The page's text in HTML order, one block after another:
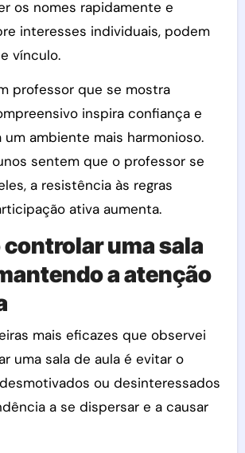
os nomes rapidamente e
interesses individuais, podem
vínculo.
professor que se mostra
inspira confiança e
ambiente mais harmonioso.
sentem que o professor se
a resistência às regras
ativa aumenta.
controlar uma sala
a atenção
mais eficazes que observei
uma sala de aula é evitar o
ou desinteressados
a se dispersar e a causar